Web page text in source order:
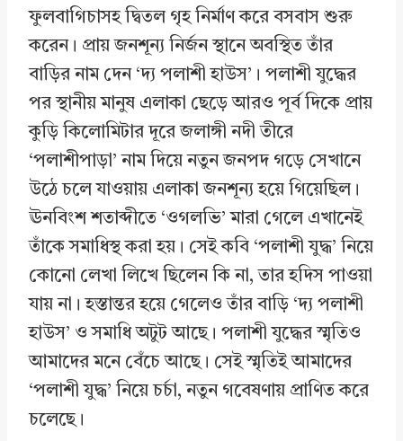
ফুলবাগিচাসহ দ্বিতল গৃহ নির্মাণ করে বসবাস শুরু
করেন। প্রায় জনশূন্য নির্জন স্থানে অবস্থিত তাঁর
বাড়ির নাম দেন ‘দ্য পলাশী হাউস’। পলাশী যুদ্ধের
পর স্থানীয় মানুষ এলাকা ছেড়ে আরও পূর্ব দিকে প্রায়
কুড়ি কিলোমিটার দূরে জলাঙ্গী নদী তীরে
‘পলাশীপাড়া’ নাম দিয়ে নতুন জনপদ গড়ে সেখানে
উঠে চলে যাওয়ায় এলাকা জনশূন্য হয়ে গিয়েছিল।
ঊনবিংশ শতাব্দীতে ‘ওগলভি’ মারা গেলে এখানেই
তাঁকে সমাধিস্থ করা হয়। সেই কবি ‘পলাশী যুদ্ধ’ নিয়ে
কোনো লেখা লিখে ছিলেন কি না, তার হদিস পাওয়া
যায় না। হস্তান্তর হয়ে গেলেও তাঁর বাড়ি ‘দ্য পলাশী
হাউস’ ও সমাধি অটুট আছে। পলাশী যুদ্ধের স্মৃতিও
আমাদের মনে বেঁচে আছে। সেই স্মৃতিই আমাদের
‘পলাশী যুদ্ধ’ নিয়ে চর্চা, নতুন গবেষণায় প্রাণিত করে
চলেছে।